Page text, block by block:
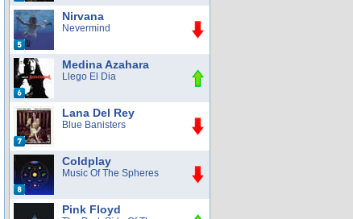
Nirvana
Nevermind
Medina Azahara
Llego El Dia
Lana Del Rey
Blue Banisters
Coldplay
Music Of The Spheres
Pink Floyd